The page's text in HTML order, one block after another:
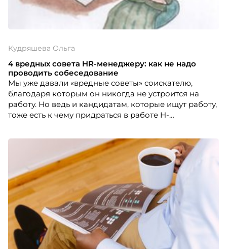
Кудряшева Ольга
4 вредных совета HR-менеджеру: как не надо
проводить собеседование
Мы уже давали «вредные советы» соискателю,
благодаря которым он никогда не устроится на
работу. Но ведь и кандидатам, которые ищут работу,
тоже есть к чему придраться в работе H-
не согласился бы работать в вашей компании?
Эксперт HR-tv.ru, Ольга Кудряшева, менеджер по
работе с персоналом UPM, Россия, предлагает
вашему вниманию «вредные советы» для
менеджеров по подбору персонала.